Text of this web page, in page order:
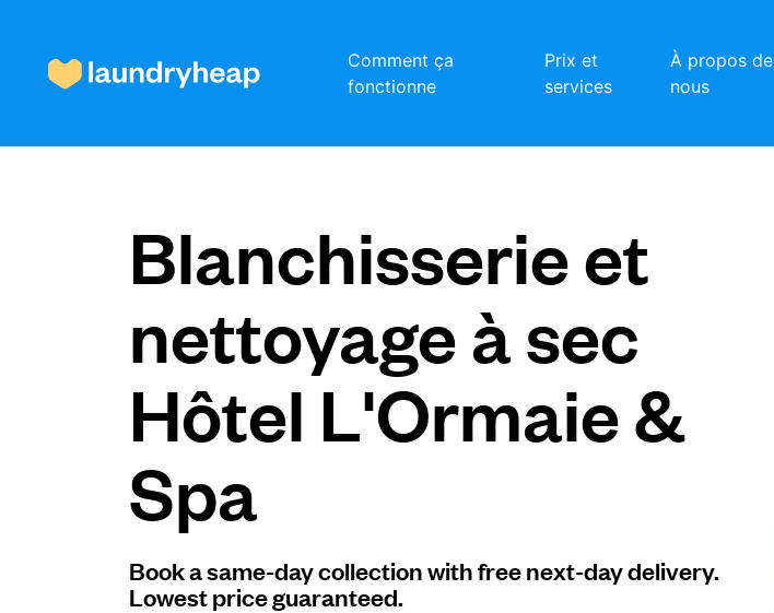
Comment ça
fonctionne
Prix et
services
À propos de
nous
Prix et services
À propos de nous
Pour les entreprises
Connectez-vous
Blanchisserie et
nettoyage à sec
Hôtel L'Ormaie &
Spa
Book a same-day collection with free next-day delivery.
Lowest price guaranteed.